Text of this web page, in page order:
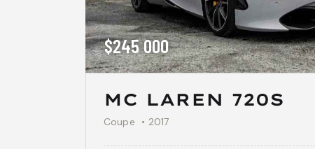
$245 000
MC LAREN 720S
Coupe 2017